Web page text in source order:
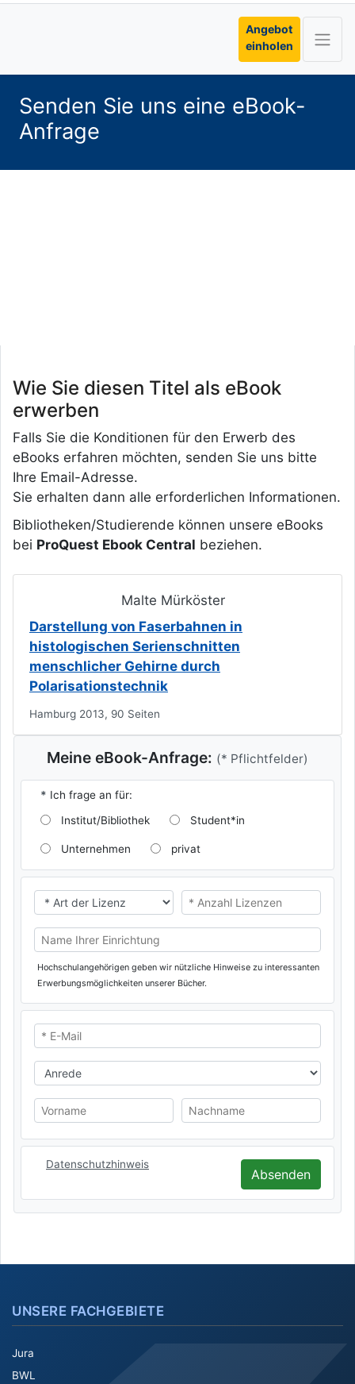
Angebot
einholen
Senden Sie uns eine eBook-
Anfrage
Wie Sie diesen Titel als eBook
erwerben
Falls Sie die Konditionen für den Erwerb des
eBooks erfahren möchten, senden Sie uns bitte
Ihre Email-Adresse.
Sie erhalten dann alle erforderlichen Informationen.
Bibliotheken/Studierende können unsere eBooks
bei ProQuest Ebook Central beziehen.
Malte Mürköster
Darstellung von Faserbahnen in
histologischen Serienschnitten
menschlicher Gehirne durch
Polarisationstechnik
Hamburg 2013, 90 Seiten
Meine eBook-Anfrage: (* Pflichtfelder)
* Ich frage an für:
Institut/Bibliothek
Student*in
Unternehmen privat
* Ich benötige eine * Ich benötige eine
Name Ihrer Universität/Hochschule (oder privat)
Hochschulangehörigen geben wir nützliche Hinweise zu interessanten
Erwerbungsmöglichkeiten unserer Bücher.
* E-Mail
Anrede
Vorname Nachname
Datenschutzhinweis
Absenden
UNSERE FACHGEBIETE
Jura
BWL